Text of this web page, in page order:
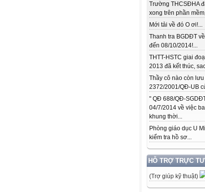
Trường THCSĐHA
xong trên phần
Mới tải về đó O ơi!...
Thanh tra BGDĐT
đến 08/10/2014!...
THTT-HSTC giai
2013 đã kết thúc,
Thầy cô nào còn
2372/2001/QĐ-UB
" QĐ 688/QĐ-
04/7/2014 về việc
khung thời...
Phòng giáo dục U
kiểm tra hồ sơ...
HỖ TRỢ TRỰC
(Trợ giúp kỹ thuật)